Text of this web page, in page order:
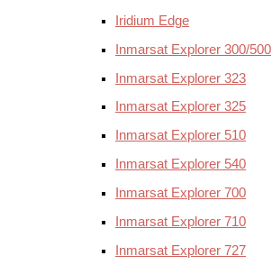
Iridium Edge
Inmarsat Explorer 300/500
Inmarsat Explorer 323
Inmarsat Explorer 325
Inmarsat Explorer 510
Inmarsat Explorer 540
Inmarsat Explorer 700
Inmarsat Explorer 710
Inmarsat Explorer 727